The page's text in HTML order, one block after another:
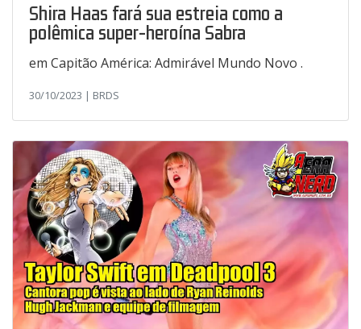
Shira Haas fará sua estreia como a
polêmica super-heroína Sabra
em Capitão América: Admirável Mundo Novo .
30/10/2023 | BRDS